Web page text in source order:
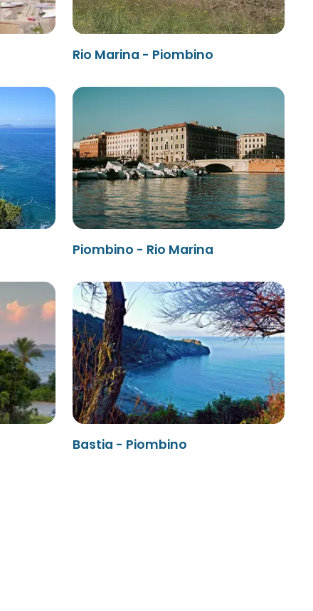
Rio Marina - Piombino
Piombino - Rio Marina
Bastia - Piombino